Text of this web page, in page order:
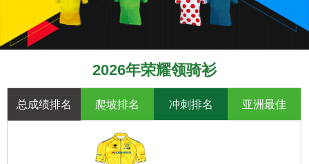
2026年荣耀领骑衫
总成绩排名 爬坡排名 冲刺排名 亚洲最佳